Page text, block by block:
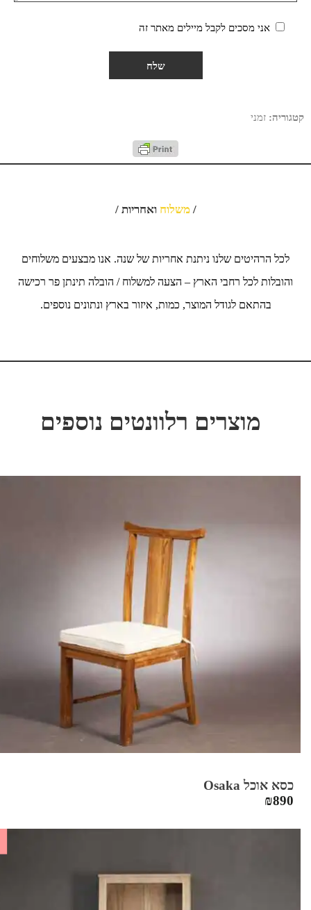
אני מסכים לקבל מיילים מאתר זה
קטגוריה: זמני
/משלוח ואחריות /
לכל הרהיטים שלנו ניתנת אחריות של שנה. אנו מבצעים משלוחים
והובלות לכל רחבי הארץ – הצעה למשלוח / הובלה תינתן פר רכישה
בהתאם לגודל המוצר, כמות, איזור בארץ ונתונים נוספים.
מוצרים רלוונטים נוספים
כסא אוכל Osaka
₪890